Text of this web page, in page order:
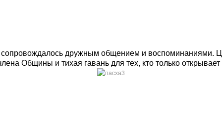
сопровождалось дружным общением и
Общины и тихая гавань для тех, кто только